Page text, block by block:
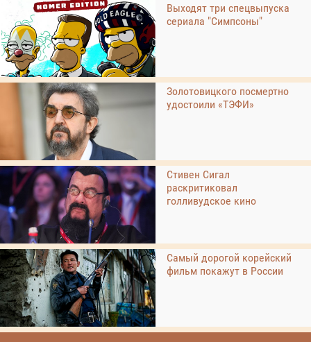
Выходят три спецвыпуска
сериала "Симпсоны"
Золотовицкого посмертно
удостоили «ТЭФИ»
Стивен Сигал
раскритиковал
голливудское кино
Самый дорогой корейский
фильм покажут в России